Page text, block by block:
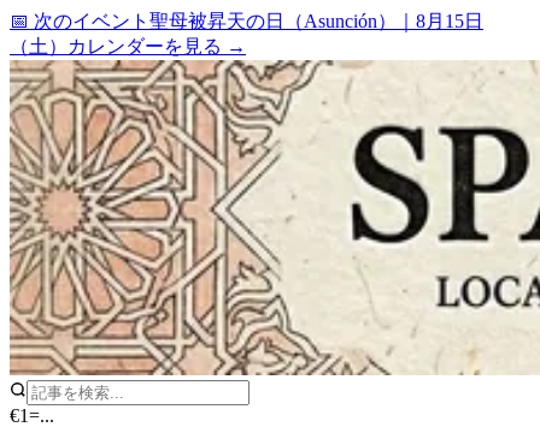
📅 次のイベント 聖母被昇天の日（Asunción）
8月15日
（土）
カレンダーを見る →
€1=...